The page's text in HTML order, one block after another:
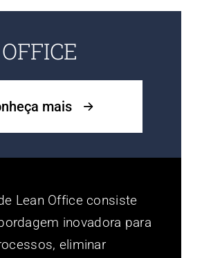
mais
Lean Office consiste
inovadora para
eliminar